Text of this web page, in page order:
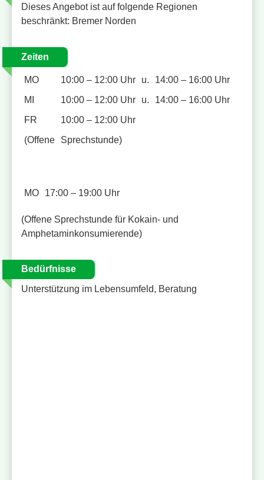
Dieses Angebot ist auf folgende Regionen
beschränkt: Bremer Norden
Zeiten
MO 10:00 – 12:00 Uhr u.
14:00 – 16:00 Uhr
MI
10:00 – 12:00 Uhr u.
14:00 – 16:00 Uhr
FR
10:00 – 12:00 Uhr
(Offene
Sprechstunde)
MO 17:00 – 19:00 Uhr
(Offene Sprechstunde für Kokain- und
Amphetaminkonsumierende)
Bedürfnisse
Unterstützung im Lebensumfeld, Beratung